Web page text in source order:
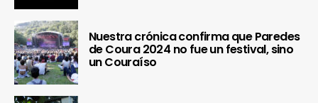
Nuestra crónica confirma que Paredes
de Coura 2024 no fue un festival, sino
un Couraíso